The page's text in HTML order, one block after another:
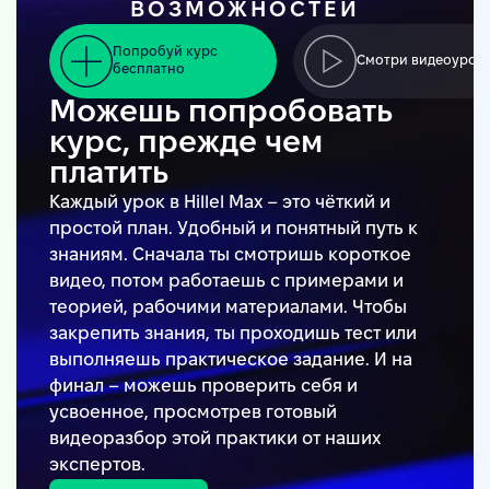
Можешь попробовать
курс, прежде чем
платить
Каждый урок в Hillel Max – это чёткий и
простой план. Удобный и понятный путь к
знаниям. Сначала ты смотришь короткое
видео, потом работаешь с примерами и
теорией, рабочими материалами. Чтобы
закрепить знания, ты проходишь тест или
выполняешь практическое задание. И на
финал – можешь проверить себя и
усвоенное, просмотрев готовый
видеоразбор этой практики от наших
экспертов.
ВОЗМОЖНОСТЕЙ
Попробуй курс
бесплатно
Смотри